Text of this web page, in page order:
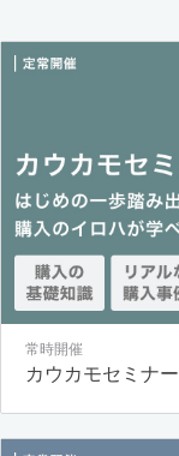
常時開催
カウカモセミナー